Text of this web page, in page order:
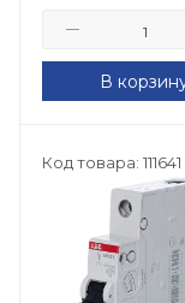
В
Код товара: 111641